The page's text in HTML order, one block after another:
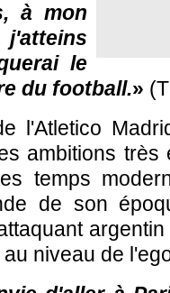
à mon
le
du football.»
l'Atletico
ambitions
temps
de son
niveau de